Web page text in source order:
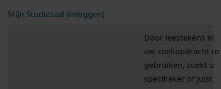
Mijn Studiezaal (inloggen)
Door leestekens in
uw zoekopdracht te
gebruiken, zoekt u
specifieker of juist